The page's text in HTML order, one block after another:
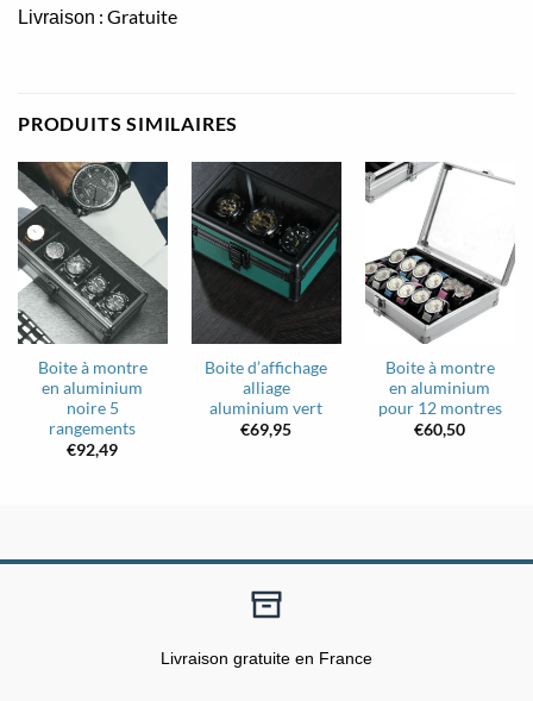
Livraison : Gratuite
PRODUITS SIMILAIRES
Boite à montre
en aluminium
noire 5
rangements
€92,49
Boite d’affichage
alliage
aluminium vert
€69,95
Boite à montre
en aluminium
pour 12 montres
€60,50
Livraison gratuite en France